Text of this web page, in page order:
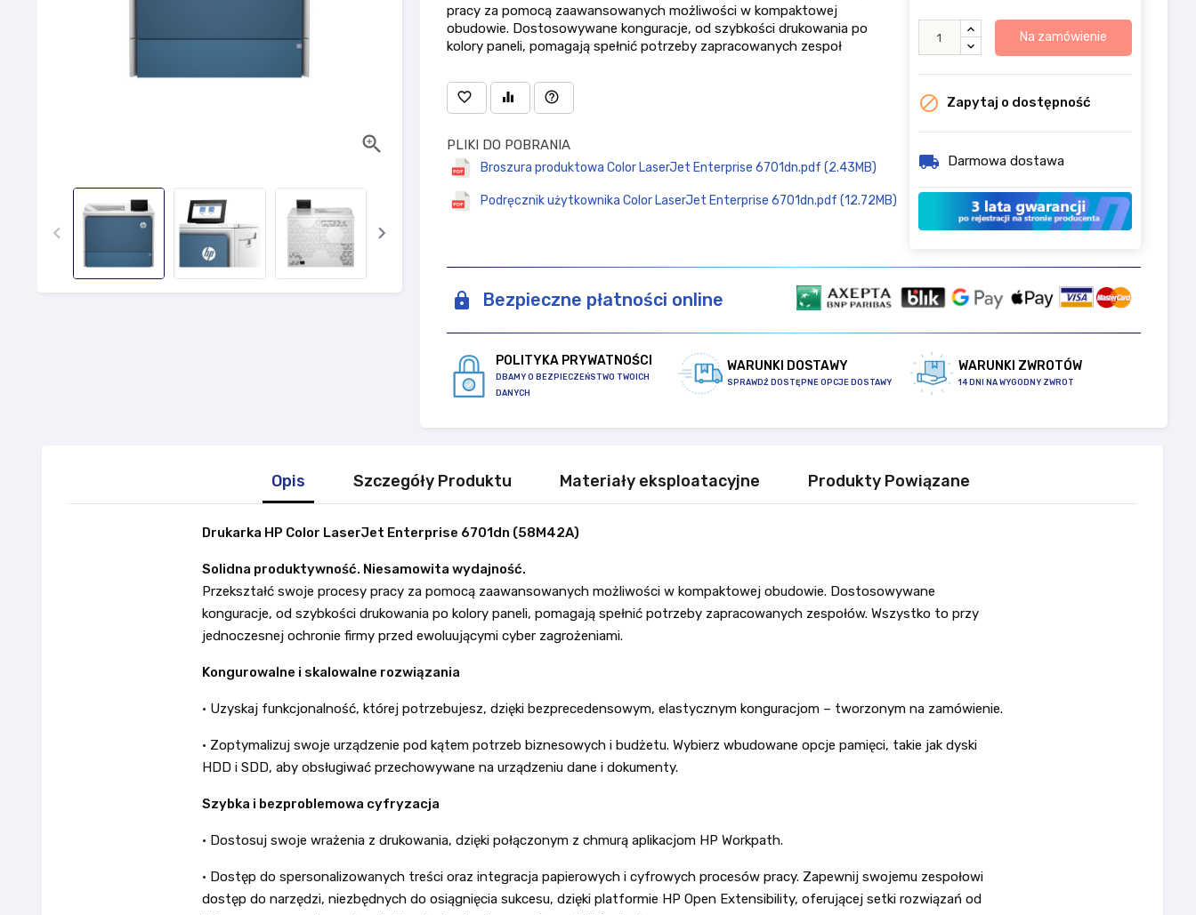

 
pracy za pomocą zaawansowanych możliwości w kompaktowej
obudowie. Dostosowywane konguracje, od szybkości drukowania po
kolory paneli, pomagają spełnić potrzeby zapracowanych zespoł
favorite_border equalizer help_outline
PLIKI DO POBRANIA
Broszura produktowa Color LaserJet Enterprise 6701dn.pdf (2.43MB)
Podręcznik użytkownika Color LaserJet Enterprise 6701dn.pdf (12.72MB)
Na zamówienie
 Zapytaj o dostępność
local_shipping Darmowa dostawa
Bezpieczne płatności online
POLITYKA PRYWATNOŚCI
DBAMY O BEZPIECZEŃSTWO TWOICH
DANYCH
WARUNKI DOSTAWY
SPRAWDŹ DOSTĘPNE OPCJE DOSTAWY
WARUNKI ZWROTÓW
14 DNI NA WYGODNY ZWROT
Opis Szczegóły Produktu Materiały eksploatacyjne Produkty Powiązane
Drukarka HP Color LaserJet Enterprise 6701dn (58M42A)
Solidna produktywność. Niesamowita wydajność.
Przekształć swoje procesy pracy za pomocą zaawansowanych możliwości w kompaktowej obudowie. Dostosowywane
konguracje, od szybkości drukowania po kolory paneli, pomagają spełnić potrzeby zapracowanych zespołów. Wszystko to przy
jednoczesnej ochronie firmy przed ewoluującymi cyber zagrożeniami.
Kongurowalne i skalowalne rozwiązania
• Uzyskaj funkcjonalność, której potrzebujesz, dzięki bezprecedensowym, elastycznym konguracjom – tworzonym na zamówienie.
• Zoptymalizuj swoje urządzenie pod kątem potrzeb biznesowych i budżetu. Wybierz wbudowane opcje pamięci, takie jak dyski
HDD i SDD, aby obsługiwać przechowywane na urządzeniu dane i dokumenty.
Szybka i bezproblemowa cyfryzacja
• Dostosuj swoje wrażenia z drukowania, dzięki połączonym z chmurą aplikacjom HP Workpath.
• Dostęp do spersonalizowanych treści oraz integracja papierowych i cyfrowych procesów pracy. Zapewnij swojemu zespołowi
dostęp do narzędzi, niezbędnych do osiągnięcia sukcesu, dzięki platformie HP Open Extensibility, oferującej setki rozwiązań od